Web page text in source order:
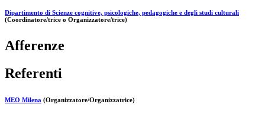
Dipartimento di Scienze cognitive, psicologiche, pedagogiche e degli studi culturali
(Coordinatore/trice o Organizzatore/trice)
Afferenze
Referenti
MEO Milena (Organizzatore/Organizzatrice)